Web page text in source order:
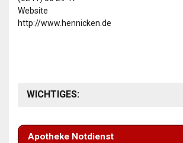
Website
http://www.hennicken.de
WICHTIGES:
Apotheke Notdienst